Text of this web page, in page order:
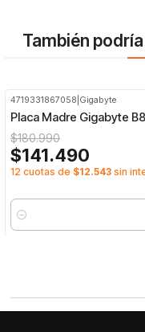
También
4719331867058 Gigabyte
Placa Madre Gigabyte
$180.990
$141.490
12 cuotas de $12.543 sin
Cantidad